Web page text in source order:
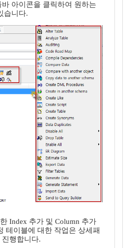
아이콘을 클릭하여 원하는
습니다.
Index 추가 및 Column 추가
테이블에 대한 작업은 상세패
행합니다.